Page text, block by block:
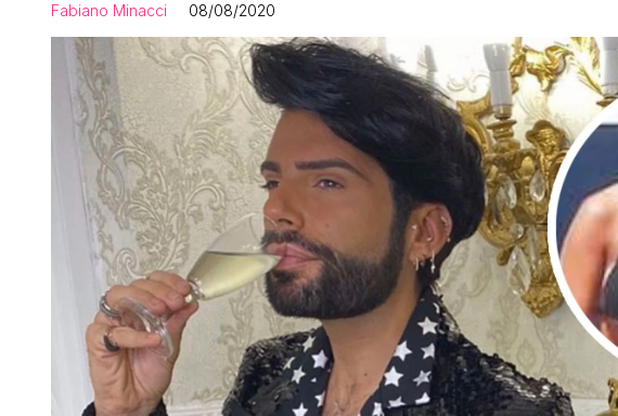
Fabiano Minacci 08/08/2020